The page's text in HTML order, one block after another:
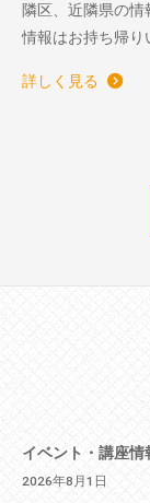
隣区、近隣県の
情報はお持ち帰り
詳しく見る
イベント・講座情
2026年8月1日